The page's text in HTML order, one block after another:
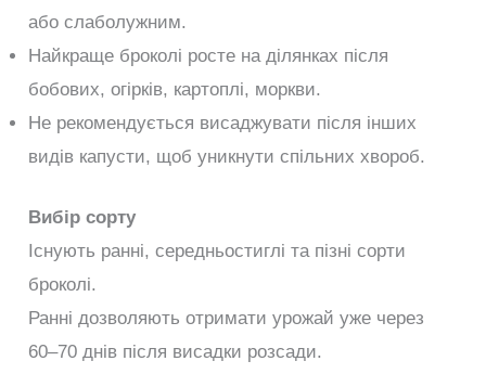
або слаболужним.
Найкраще броколі росте на ділянках після
бобових, огірків, картоплі, моркви.
Не рекомендується висаджувати після інших
видів капусти, щоб уникнути спільних хвороб.
Вибір сорту
Існують ранні, середньостиглі та пізні сорти
броколі.
Ранні дозволяють отримати урожай уже через
60–70 днів після висадки розсади.